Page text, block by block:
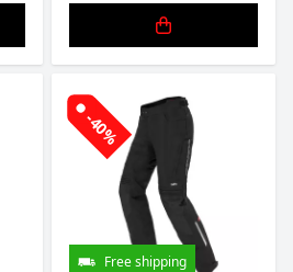
-40%
Free shipping